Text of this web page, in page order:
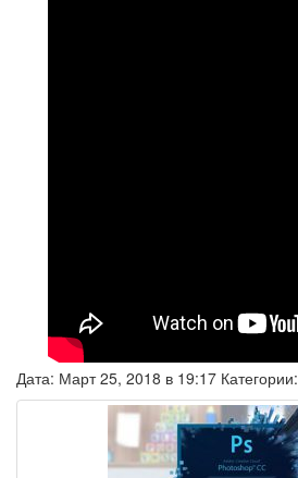
Дата: Март 25, 2018 в 19:17 Категории: